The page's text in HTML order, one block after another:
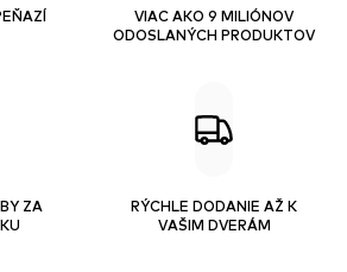
VIAC AKO 9 MILIÓNOV
ODOSLANÝCH PRODUKTOV
ZA
RÝCHLE DODANIE AŽ K
VAŠIM DVERÁM